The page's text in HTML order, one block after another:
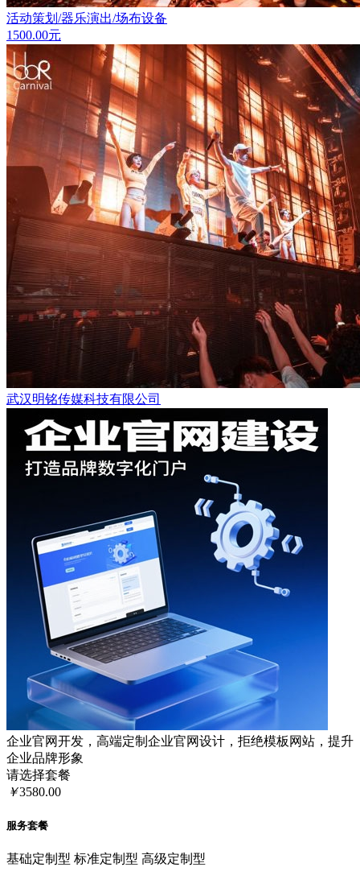
活动策划/器乐演出/场布设备
1500.00元
武汉明铭传媒科技有限公司
企业官网开发，高端定制企业官网设计，拒绝模板网站，提升
企业品牌形象
请选择套餐
￥3580.00
服务套餐
基础定制型 标准定制型 高级定制型